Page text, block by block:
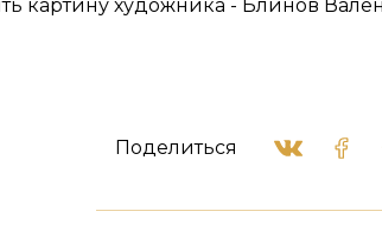
картину художника - Блинов
Поделиться